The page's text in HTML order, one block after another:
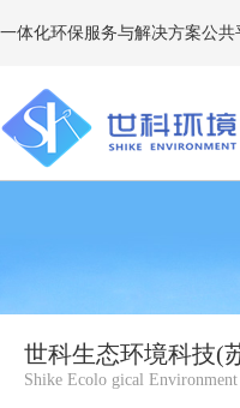
一体化环保服务与解决方案公共
世科生态环境科技(
Shike Ecolo gical